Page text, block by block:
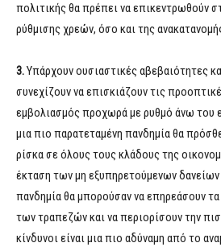
πολιτικής θα πρέπει να επικεντρωθούν
ρύθμισης χρεών, όσο και της
3.Υπάρχουν ουσιαστικές αβεβαιότητες
συνεχίζουν να επισκιάζουν τις
εμβολιασμός προχωρά με ρυθμό άνω του
μια πιο παρατεταμένη πανδημία θα
ρίσκα σε όλους τους κλάδους της
έκταση των μη εξυπηρετούμενων
πανδημία θα μπορούσαν να επηρεάσουν
των τραπεζών και να περιορίσουν την
κίνδυνοι είναι μια πιο αδύναμη από το